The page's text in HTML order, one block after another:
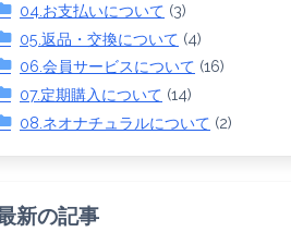
04.お支払いについて (3)
05.返品・交換について (4)
06.会員サービスについて (16)
07.定期購入について (14)
08.ネオナチュラルについて (2)
新の記事